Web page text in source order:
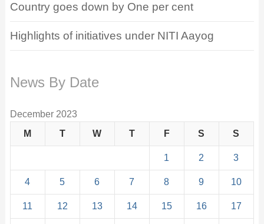
Country goes down by One per cent
Highlights of initiatives under NITI Aayog
News By Date
December 2023
M
T W T F S S
1 2 3
4 5 6 7 8 9 10
11 12 13 14 15 16 17